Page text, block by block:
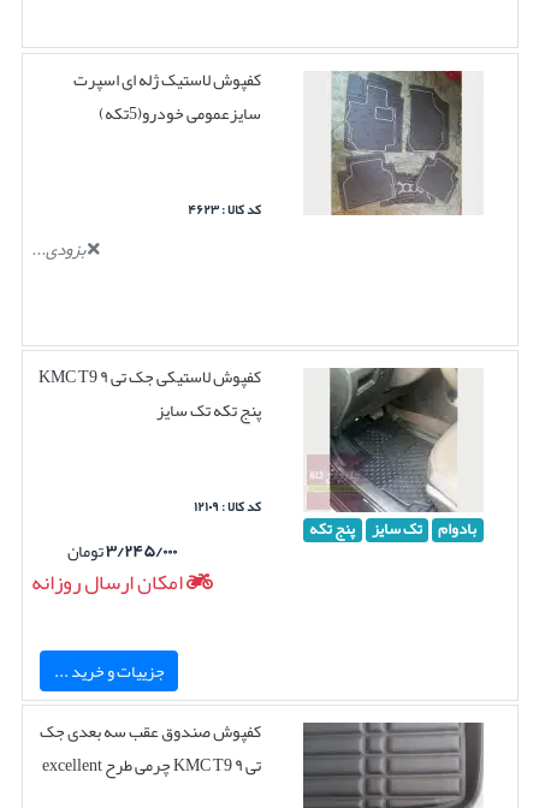
کفپوش لاستیک ژله ای اسپرت
سایزعمومی خودرو(5تکه)
کد کالا : ۴۶۲۳
بزودی...
بادوام تک سایز پنج تکه
کفپوش لاستیکی جک تی ۹ KMC T9
پنج تکه تک سایز
کد کالا : ۱۲۱۰۹
۳/۲۴۵/۰۰۰تومان
امکان ارسال روزانه
جزییات و خرید ...
کفپوش صندوق عقب سه بعدی جک
تی ۹ KMC T9 چرمی طرح excellent